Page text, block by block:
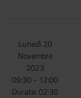
Lunedì 20
Novembre
2023
09:30 - 12:00
Durata: 02:30